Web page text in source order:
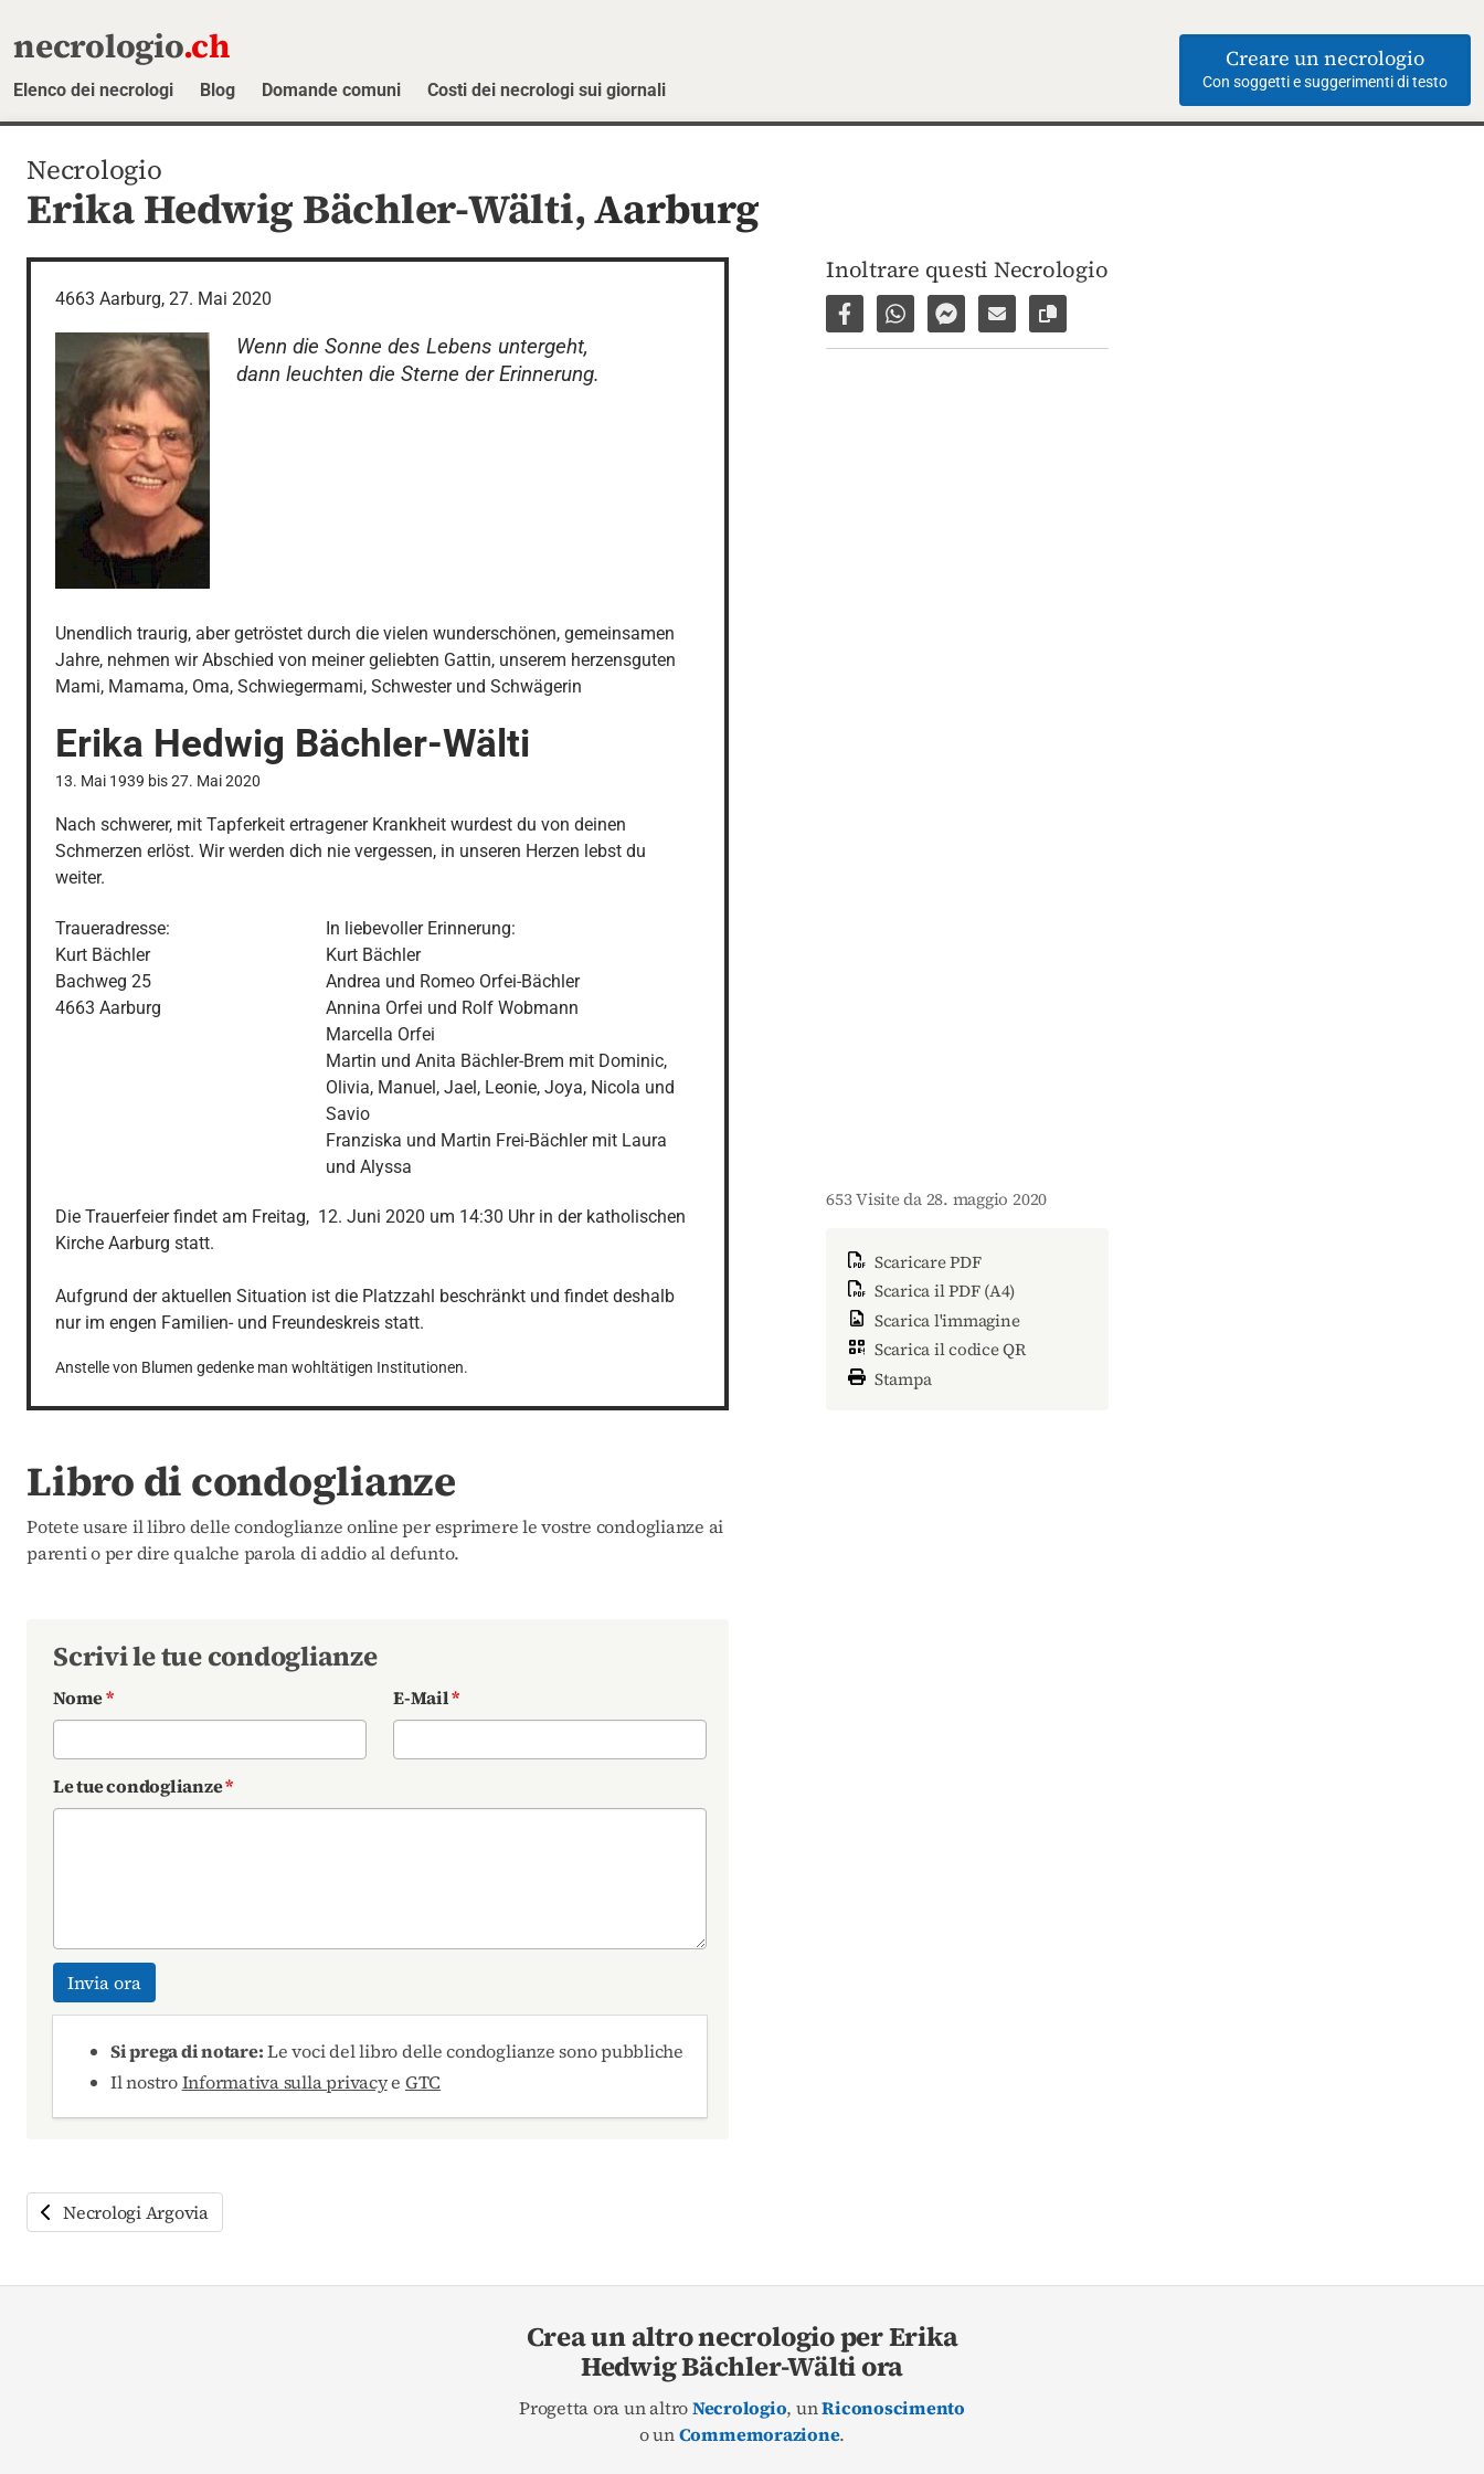
necrologio.ch
Elenco dei necrologi Blog Domande comuni Costi dei necrologi sui giornali
Creare un necrologio
Con soggetti e suggerimenti di testo
Necrologio
Erika Hedwig Bächler-Wälti,Aarburg
4663 Aarburg, 27. Mai 2020
Wenn die Sonne des Lebens untergeht,
dann leuchten die Sterne der Erinnerung.
Unendlich traurig, aber getröstet durch die vielen wunderschönen, gemeinsamen
Jahre, nehmen wir Abschied von meiner geliebten Gattin, unserem herzensguten
Mami, Mamama, Oma, Schwiegermami, Schwester und Schwägerin
Erika Hedwig Bächler-Wälti
13. Mai 1939 bis27. Mai 2020
Nach schwerer, mit Tapferkeit ertragener Krankheit wurdest du von deinen
Schmerzen erlöst. Wir werden dich nie vergessen, in unseren Herzen lebst du
weiter.
Traueradresse:
Kurt Bächler
Bachweg 25
4663 Aarburg
In liebevoller Erinnerung:
Kurt Bächler
Andrea und Romeo Orfei-Bächler
Annina Orfei und Rolf Wobmann
Marcella Orfei
Martin und Anita Bächler-Brem mit Dominic,
Olivia, Manuel, Jael, Leonie, Joya, Nicola und
Savio
Franziska und Martin Frei-Bächler mit Laura
und Alyssa
Die Trauerfeier findet am Freitag,  12. Juni 2020 um 14:30 Uhr in der katholischen
Kirche Aarburg statt.
Aufgrund der aktuellen Situation ist die Platzzahl beschränkt und findet deshalb
nur im engen Familien- und Freundeskreis statt.
Anstelle von Blumen gedenke man wohltätigen Institutionen.
Inoltrare questi Necrologio
Condividi su Facebook
Condividi su WhatsApp
Inviare per Facebook Messenger
Inviare per email
Copia il link alla pagina
653 Visite da 28. maggio 2020
Scaricare PDF
Scarica il PDF (A4)
Scarica l'immagine
Scarica il codice QR
Stampa
Libro di condoglianze
Potete usare il libro delle condoglianze online per esprimere le vostre condoglianze ai
parenti o per dire qualche parola di addio al defunto.
Scrivi le tue condoglianze
Nome* E-Mail*
Le tue condoglianze*
Invia ora
Si prega di notare:Le voci del libro delle condoglianze sono pubbliche
Il nostroInformativa sulla privacye GTC
Necrologi Argovia
Crea un altro necrologio per Erika
Hedwig Bächler-Wälti ora
Progetta ora un altroNecrologio, unRiconoscimento
o unCommemorazione.